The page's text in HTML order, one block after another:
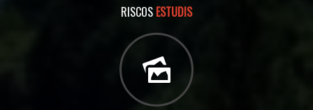
RISCOS ESTUDIS